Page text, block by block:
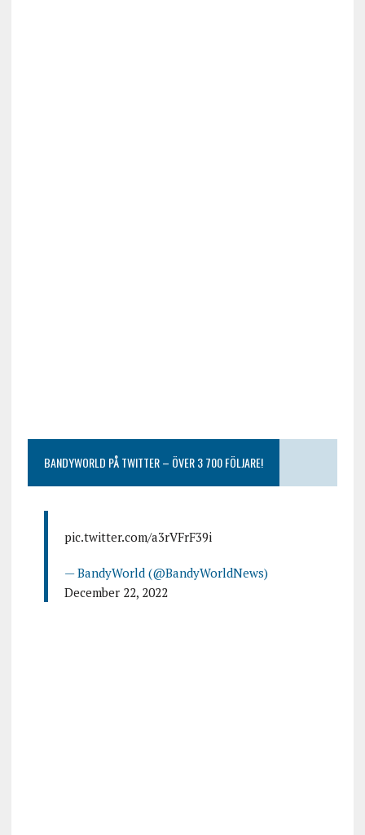
BANDYWORLD PÅ TWITTER – ÖVER 3 700 FÖLJARE!
pic.twitter.com/a3rVFrF39i
— BandyWorld (@BandyWorldNews)
December 22, 2022